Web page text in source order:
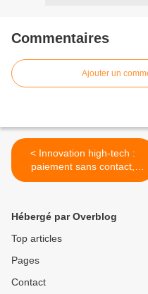
Commentaires
Ajouter un
< Innovation high-tech :
paiement sans contact,
VISA se lance dans la
Hébergé par Overblog
Top articles
Pages
Contact